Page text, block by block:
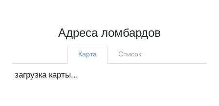
Адреса ломбардов
Карта Список
загрузка карты...